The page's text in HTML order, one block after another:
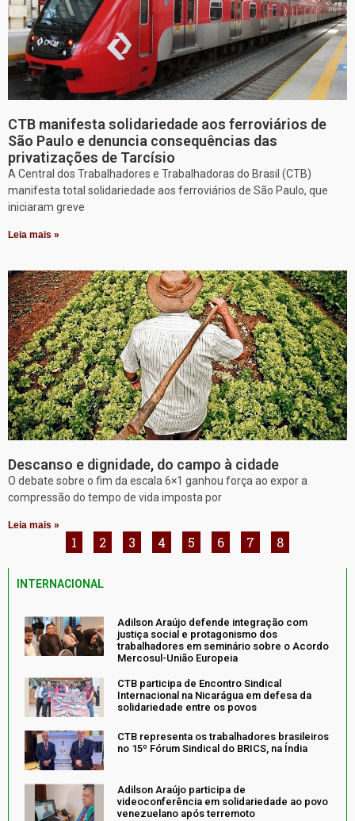
CTB manifesta solidariedade aos ferroviários de
São Paulo e denuncia consequências das
privatizações de Tarcísio
A Central dos Trabalhadores e Trabalhadoras do Brasil (CTB)
manifesta total solidariedade aos ferroviários de São Paulo, que
iniciaram greve
Leia mais »
Descanso e dignidade, do campo à cidade
O debate sobre o fim da escala 6×1 ganhou força ao expor a
compressão do tempo de vida imposta por
Leia mais »
1 2 3 4 5 6 7 8
INTERNACIONAL
Adilson Araújo defende integração com
justiça social e protagonismo dos
trabalhadores em seminário sobre o Acordo
Mercosul-União Europeia
CTB participa de Encontro Sindical
Internacional na Nicarágua em defesa da
solidariedade entre os povos
CTB representa os trabalhadores brasileiros
no 15º Fórum Sindical do BRICS, na Índia
Adilson Araújo participa de
videoconferência em solidariedade ao povo
venezuelano após terremoto